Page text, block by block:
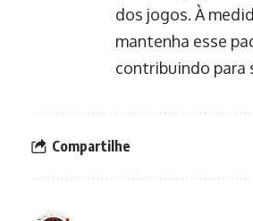
dos jogos. À
mantenha esse
contribuindo para
Compartilhe